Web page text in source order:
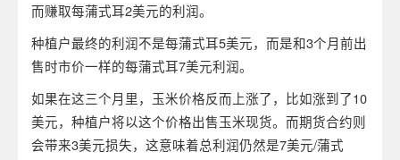
而赚取每蒲式耳2美元的利润。
种植户最终的利润不是每蒲式耳5美元，而是和3个月前出
售时市价一样的每蒲式耳7美元利润。
如果在这三个月里，玉米价格反而上涨了，比如涨到了10
美元，种植户将以这个价格出售玉米现货。而期货合约则
会带来3美元损失，这意味着总利润仍然是7美元/蒲式